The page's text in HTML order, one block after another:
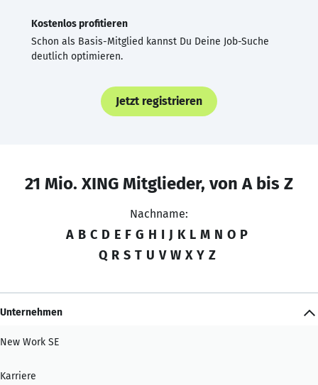
Kostenlos profitieren
Schon als Basis-Mitglied kannst Du Deine Job-Suche
deutlich optimieren.
Jetzt registrieren
21 Mio. XING Mitglieder, von A bis Z
Nachname:
A B C D E F G H I J K L M N O P
Q R S T U V W X Y Z
Unternehmen
New Work SE
Karriere